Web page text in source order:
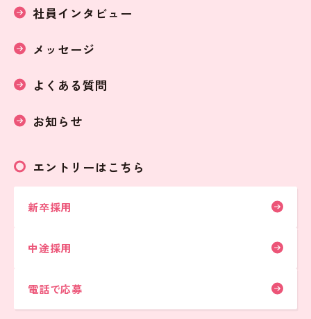
社員インタビュー
メッセージ
よくある質問
お知らせ
エントリーはこちら
新卒採用
中途採用
電話で応募